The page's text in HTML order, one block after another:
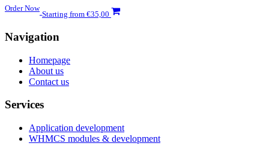
Order Now
Starting from €35,00
Navigation
Homepage
About us
Contact us
Services
Application development
WHMCS modules & development